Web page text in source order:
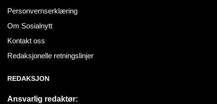
Personvernserklæring
Om Sosialnytt
Kontakt oss
Redaksjonelle retningslinjer
REDAKSJON
Ansvarlig redaktør: